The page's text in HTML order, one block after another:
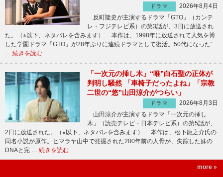
ドラマ
2026年8月4日
反町隆史が主演するドラマ「GTO」（カンテ
レ・フジテレビ系）の第3話が、3日に放送され
た。（※以下、ネタバレを含みます） 本作は、1998年に放送されて人気を博
した学園ドラマ「GTO」が28年ぶりに連続ドラマとして復活。50代になった“
… 続きを読む
「一次元の挿し木」“唯”白石聖の正体が
判明し騒然 「車椅子だったよね」「宗教
二世の“悠”山田涼介がつらい」
ドラマ
2026年8月3日
山田涼介が主演するドラマ「一次元の挿し
木」（読売テレビ・日本テレビ系）の第5話が、
2日に放送された。（※以下、ネタバレを含みます） 本作は、松下龍之介氏の
同名小説が原作。ヒマラヤ山中で発掘された200年前の人骨が、失踪した妹の
DNAと完 … 続きを読む
more »